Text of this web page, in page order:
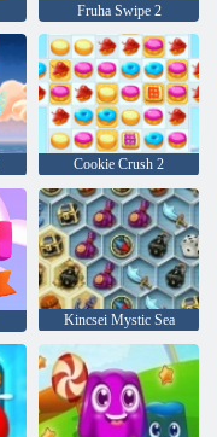
Fruha Swipe 2
Cookie Crush 2
Kincsei Mystic Sea